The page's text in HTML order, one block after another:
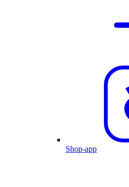
Shop-app